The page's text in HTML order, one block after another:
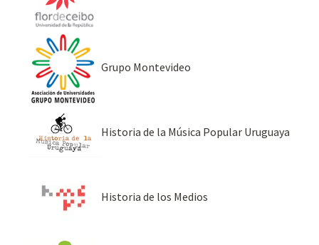
Grupo Montevideo
Historia de la Música Popular Uruguaya
Historia de los Medios